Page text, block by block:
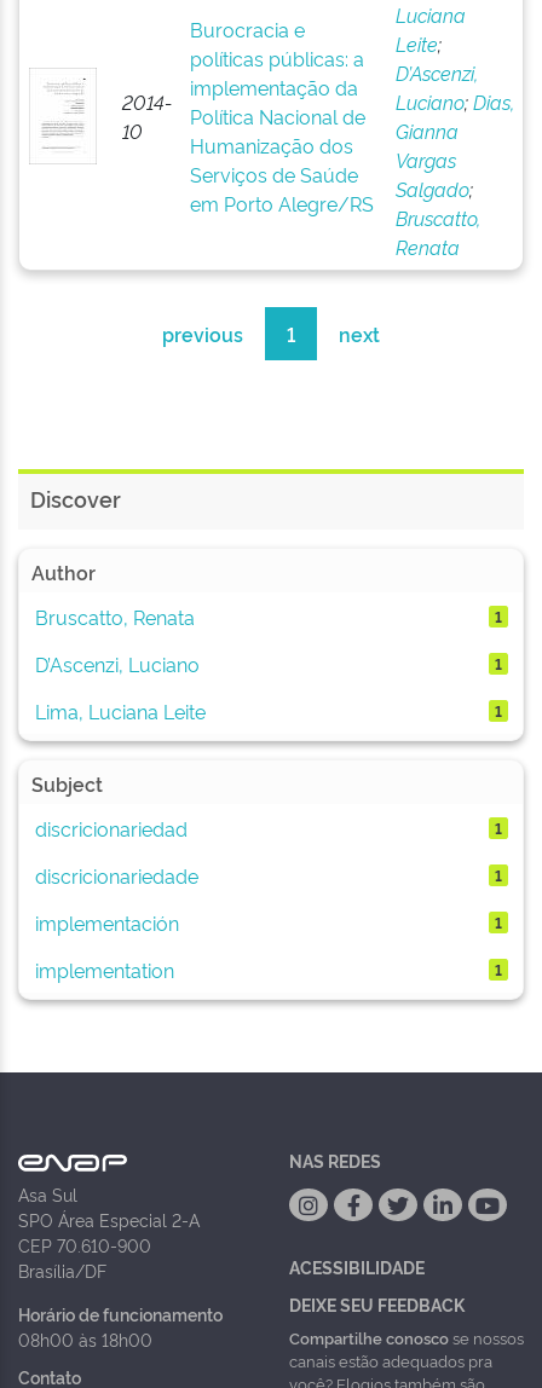
2014-
10
Burocracia e
políticas públicas: a
implementação da
Política Nacional de
Humanização dos
Serviços de Saúde
em Porto Alegre/RS
Luciana
Leite;
D’Ascenzi,
Luciano;Dias,
Gianna
Vargas
Salgado;
Bruscatto,
Renata
previous 1 next
Discover
Author
Bruscatto, Renata
1
D’Ascenzi, Luciano 1
Lima, Luciana Leite 1
Subject
discricionariedad
1
discricionariedade 1
implementación 1
implementation 1
Asa Sul
SPO Área Especial 2-A
CEP 70.610-900
Brasília/DF
Horário de funcionamento
08h00 às 18h00
Contato
NAS REDES
ACESSIBILIDADE
DEIXE SEU FEEDBACK
Compartilhe conoscose nossos
canais estão adequados pra
você? Elogios também são